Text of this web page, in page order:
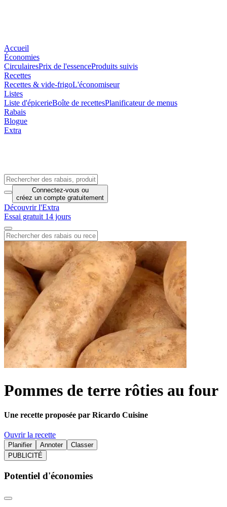
Accueil
Économies
CirculairesPrix de l'essenceProduits suivis
Recettes
Recettes & vide-frigoL'économiseur
Listes
Liste d'épicerieBoîte de recettesPlanificateur de menus
Rabais
Blogue
Extra
Connectez-vous ou
créez un compte gratuitement
Découvrir l'Extra
Essai gratuit 14 jours
Pommes de terre rôties au four
Une recette proposée par Ricardo Cuisine
Ouvrir la recette
Planifier Annoter
Classer
PUBLICITÉ
Potentiel d'économies